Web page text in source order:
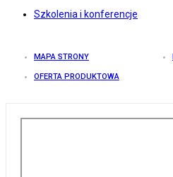
Szkolenia i konferencje
MAPA STRONY
OFERTA PRODUKTOWA